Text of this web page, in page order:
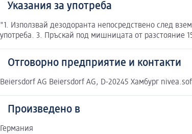
Указания за употреба
"1. Използвай дезодоранта непосредствено след
употреба. 3. Пръскай под мишницата от разстояние
Отговорно предприятие и контакти
Beiersdorf AG Beiersdorf AG, D-20245 Хамбург
Произведено в
Германия